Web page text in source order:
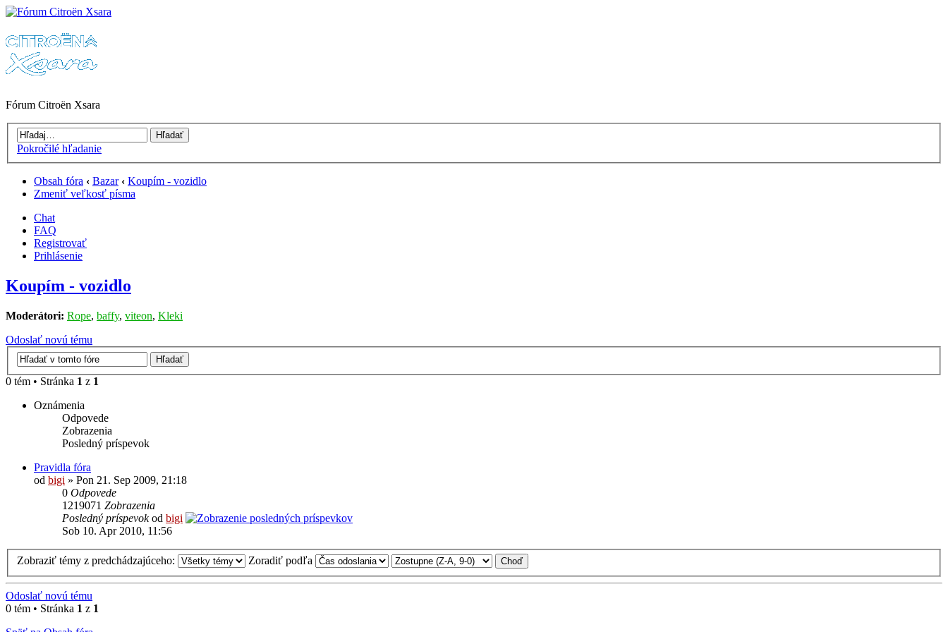
Fórum Citroën Xsara
Pokročilé hľadanie
Obsah fóra ‹ Bazar ‹ Koupím - vozidlo
Zmeniť veľkosť písma
Chat
FAQ
Registrovať
Prihlásenie
Koupím - vozidlo
Moderátori: Rope, baffy, viteon, Kleki
Odoslať novú tému
0 tém • Stránka 1 z 1
Oznámenia
Odpovede
Zobrazenia
Posledný príspevok
Pravidla fóra
od bigi » Pon 21. Sep 2009, 21:18
0 Odpovede
1219071 Zobrazenia
Posledný príspevokod bigi
Sob 10. Apr 2010, 11:56
Zobraziť témy z predchádzajúceho: Zoradiť podľa
Odoslať novú tému
0 tém • Stránka 1 z 1